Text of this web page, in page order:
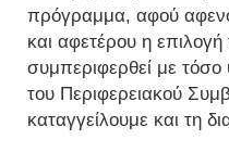
πρόγραμμα, αφού
και αφετέρου η
συμπεριφερθεί με τόσο
του Περιφερειακού
καταγγείλουμε και τη